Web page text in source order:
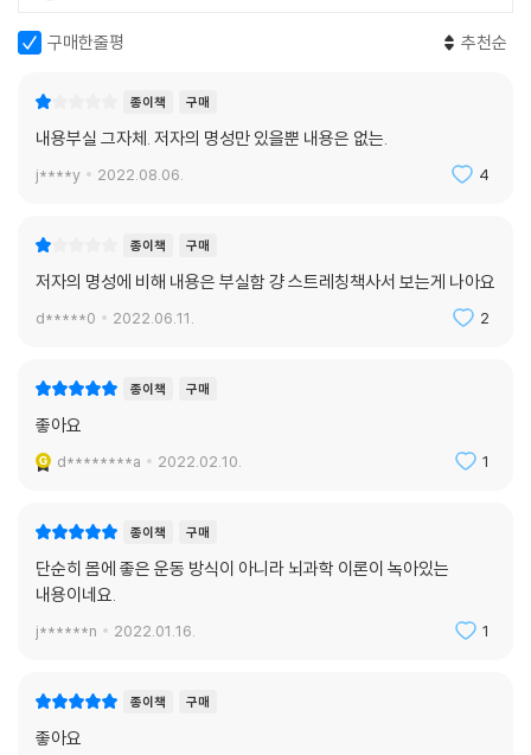
구매한줄평 추천순
종이책 구매
내용부실 그자체. 저자의 명성만 있을뿐 내용은 없는.
j****y 2022.08.06. 4
종이책 구매
저자의 명성에 비해 내용은 부실함 걍 스트레칭책사서 보는게 나아요
d*****0 2022.06.11. 2
종이책 구매
좋아요
d********a 2022.02.10. 1
종이책 구매
단순히 몸에 좋은 운동 방식이 아니라 뇌과학 이론이 녹아있는
내용이네요.
j******n 2022.01.16. 1
종이책 구매
좋아요